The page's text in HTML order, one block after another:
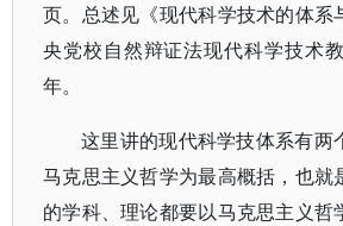
页。总述见《现代科学技术的体系
央党校自然辩证法现代科学技术
年。
这里讲的现代科学技体系有两
马克思主义哲学为最高概括，也就
的学科、理论都要以马克思主义哲